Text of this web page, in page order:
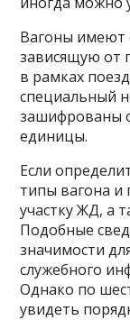
Вагоны имеют
зависящую от
в рамках
специальный
зашифрованы
единицы.
Если
типы вагона и
участку ЖД, а
Подобные
значимости
служебного
Однако по
увидеть